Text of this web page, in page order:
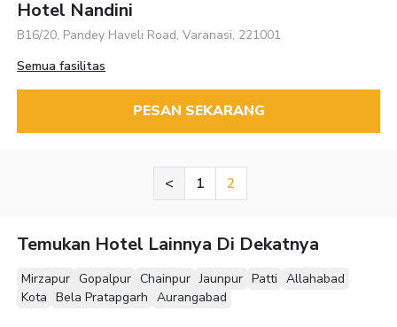
Hotel Nandini
B16/20, Pandey Haveli Road, Varanasi, 221001
Semua fasilitas
PESAN SEKARANG
< 1 2
Temukan Hotel Lainnya Di Dekatnya
Mirzapur Gopalpur Chainpur Jaunpur Patti Allahabad
Kota Bela Pratapgarh Aurangabad